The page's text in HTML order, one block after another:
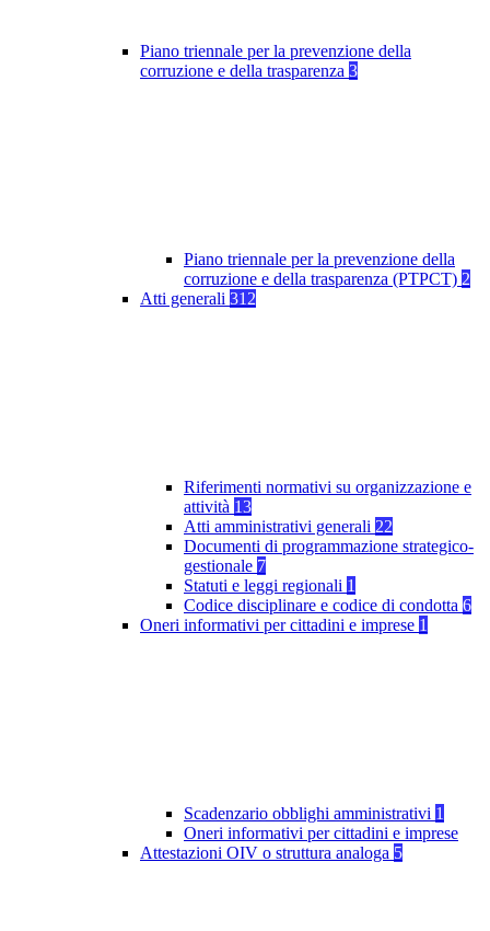
Piano triennale per la prevenzione della
corruzione e della trasparenza 3
Piano triennale per la prevenzione della
corruzione e della trasparenza (PTPCT) 2
Atti generali 312
Riferimenti normativi su organizzazione e
attività 13
Atti amministrativi generali 22
Documenti di programmazione strategico-
gestionale 7
Statuti e leggi regionali 1
Codice disciplinare e codice di condotta 6
Oneri informativi per cittadini e imprese 1
Scadenzario obblighi amministrativi 1
Oneri informativi per cittadini e imprese
Attestazioni OIV o struttura analoga 5